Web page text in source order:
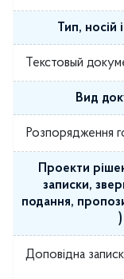
Тип, носій
Текстовый
Вид
Розпорядження
Проекти
записки,
подання,
)
Доповідна